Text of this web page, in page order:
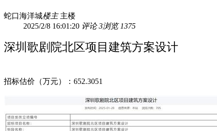
蛇口海洋城楼主 主楼
2025/2/8 16:01:20 评论 3浏览 1375
深圳歌剧院北区项目建筑方案设计
招标估价（万元）：652.3051